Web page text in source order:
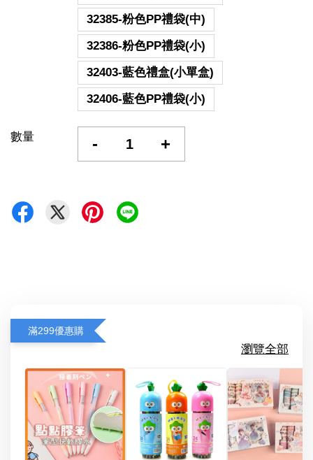
32385-粉色PP禮袋(中)
32386-粉色PP禮袋(小)
32403-藍色禮盒(小單盒)
32406-藍色PP禮袋(小)
數量 - +
滿299優惠購
瀏覽全部